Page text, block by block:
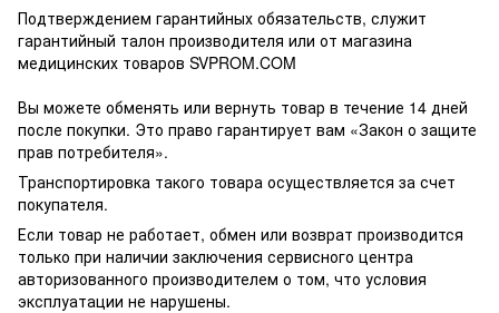
Подтверждением гарантийных обязательств, служит
гарантийный талон производителя или от магазина
медицинских товаров SVPROM.COM
Вы можете обменять или вернуть товар в течение 14 дней
после покупки. Это право гарантирует вам «Закон о защите
прав потребителя».
Транспортировка такого товара осуществляется за счет
покупателя.
Если товар не работает, обмен или возврат производится
только при наличии заключения сервисного центра
авторизованного производителем о том, что условия
эксплуатации не нарушены.